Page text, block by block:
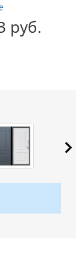
руб.